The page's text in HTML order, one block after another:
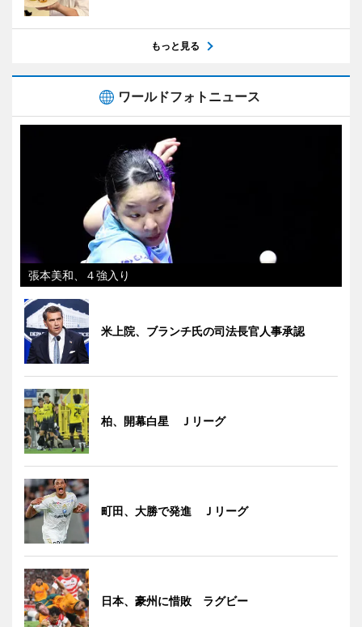
もっと見る
ワールドフォトニュース
張本美和、４強入り
米上院、ブランチ氏の司法長官人事承認
柏、開幕白星 Ｊリーグ
町田、大勝で発進 Ｊリーグ
日本、豪州に惜敗 ラグビー